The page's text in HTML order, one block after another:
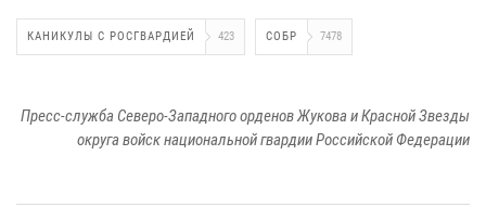
КАНИКУЛЫ С РОСГВАРДИЕЙ 423 СОБР 7478
Пресс-служба Северо-Западного орденов Жукова и Красной Звезды
округа войск национальной гвардии Российской Федерации